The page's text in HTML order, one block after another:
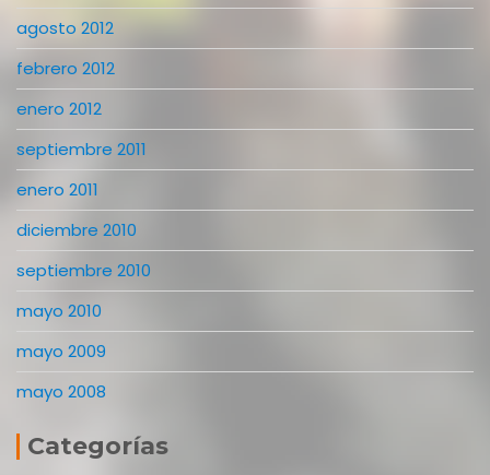
agosto 2012
febrero 2012
enero 2012
septiembre 2011
enero 2011
diciembre 2010
septiembre 2010
mayo 2010
mayo 2009
mayo 2008
Categorías